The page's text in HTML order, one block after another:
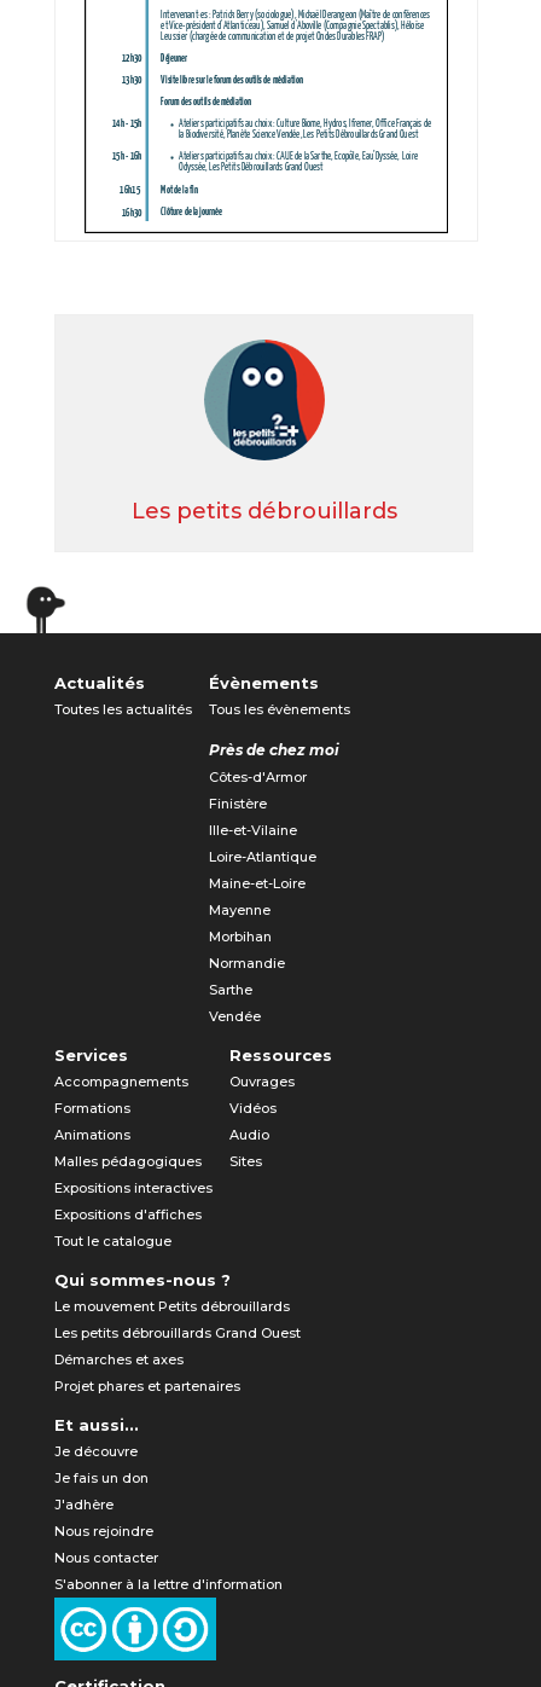
Les petits débrouillards
Actualités
Toutes les actualités
Évènements
Tous les évènements
Près de chez moi
Côtes-d'Armor
Finistère
Ille-et-Vilaine
Loire-Atlantique
Maine-et-Loire
Mayenne
Morbihan
Normandie
Sarthe
Vendée
Services
Accompagnements
Formations
Animations
Malles pédagogiques
Expositions interactives
Expositions d'affiches
Tout le catalogue
Ressources
Ouvrages
Vidéos
Audio
Sites
Qui sommes-nous ?
Le mouvement Petits débrouillards
Les petits débrouillards Grand Ouest
Démarches et axes
Projet phares et partenaires
Et aussi...
Je découvre
Je fais un don
J'adhère
Nous rejoindre
Nous contacter
S'abonner à la lettre d'information